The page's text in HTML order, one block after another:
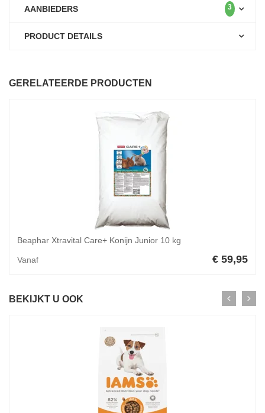
AANBIEDERS 3
PRODUCT DETAILS
GERELATEERDE PRODUCTEN
Beaphar Xtravital Care+ Konijn Junior 10 kg
Vanaf € 59,95
BEKIJKT U OOK